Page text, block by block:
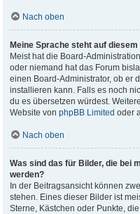
Nach oben
Meine Sprache steht auf
Meist hat die Board-
oder niemand hat das Forum
einen Board-Administrator, ob er
installieren kann. Falls es noch
du es übersetzen würdest.
Website vonphpBB Limited oder
Nach oben
Was sind das für Bilder, die bei
werden?
In der Beitragsansicht können
stehen. Eines dieser Bilder ist
Sterne, Kästchen oder Punkte,